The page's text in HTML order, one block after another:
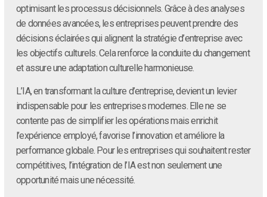
optimisant les processus décisionnels. Grâce à des analyses
de données avancées, les entreprises peuvent prendre des
décisions éclairées qui alignent la stratégie d’entreprise avec
les objectifs culturels. Cela renforce la conduite du changement
et assure une adaptation culturelle harmonieuse.
L’IA, en transformant la culture d’entreprise, devient un levier
indispensable pour les entreprises modernes. Elle ne se
contente pas de simplifier les opérations mais enrichit
l’expérience employé, favorise l’innovation et améliore la
performance globale. Pour les entreprises qui souhaitent rester
compétitives, l’intégration de l’IA est non seulement une
opportunité mais une nécessité.